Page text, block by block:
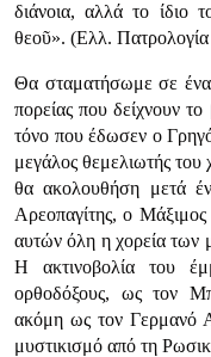
διάνοια, αλλά το ίδιο
θεοῦ». (Ελλ.
Θα σταματήσωμε σε ένα
πορείας που δείχνουν
τόνο που έδωσεν ο
μεγάλος θεμελιωτής του
θα ακολουθήση μετά
Αρεοπαγίτης, ο
αυτών όλη η χορεία των
Η ακτινοβολία του
ορθοδόξους, ως τον
ακόμη ως τον Γερμανό
μυστικισμό από τη